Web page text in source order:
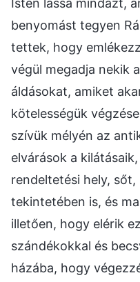
Isten lássa mindazt,
benyomást tegyen
tettek, hogy
végül megadja nekik
áldásokat, amiket
kötelességük
szívük mélyén az
elvárások a
rendeltetési hely,
tekintetében is, és
illetően, hogy elérik
szándékokkal és
házába, hogy